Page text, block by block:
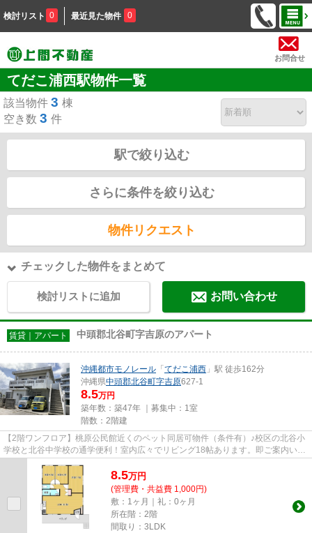
検討リスト 0 最近見た物件 0
お問合せ
てだこ浦西駅物件一覧
該当物件 3 棟
空き数 3 件
駅で絞り込む
さらに条件を絞り込む
物件リクエスト
チェックした物件をまとめて
検討リストに追加 お問い合わせ
賃貸｜アパート 中頭郡北谷町字吉原のアパート
沖縄都市モノレール 「 てだこ浦西 」駅 徒歩162分
沖縄県中頭郡北谷町字吉原627-1
8.5万円
築年数：築47年 ｜募集中： 1室
階数：2階建
【2階ワンフロア】桃原公民館近くのペット同居可物件（条件有）♪校区の北谷小
学校と北谷中学校の通学便利！室内広々でリビング18帖あります。即ご案内いた
8.5万円
(管理費・共益費 1,000円)
敷：1ヶ月｜礼：0ヶ月
所在階：2階
間取り：3LDK